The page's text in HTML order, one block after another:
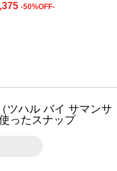
-50%OFF-
ツハル バイ サマンサ
ったスナップ